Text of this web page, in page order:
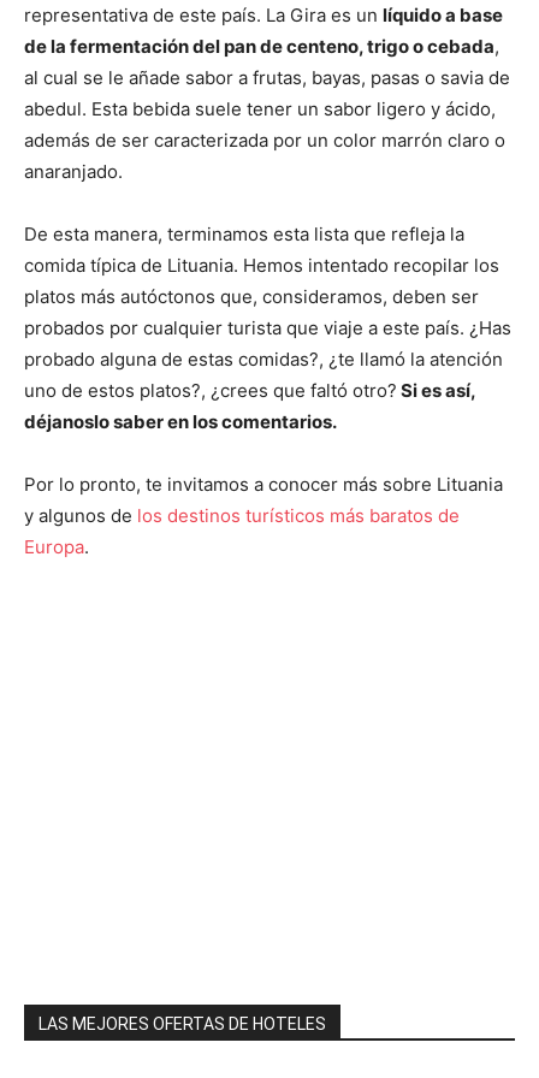
representativa de este país. La Gira es un líquido a base
de la fermentación del pan de centeno, trigo o cebada,
al cual se le añade sabor a frutas, bayas, pasas o savia de
abedul. Esta bebida suele tener un sabor ligero y ácido,
además de ser caracterizada por un color marrón claro o
anaranjado.
De esta manera, terminamos esta lista que refleja la
comida típica de Lituania. Hemos intentado recopilar los
platos más autóctonos que, consideramos, deben ser
probados por cualquier turista que viaje a este país. ¿Has
probado alguna de estas comidas?, ¿te llamó la atención
uno de estos platos?, ¿crees que faltó otro? Si es así,
déjanoslo saber en los comentarios.
Por lo pronto, te invitamos a conocer más sobre Lituania
y algunos de los destinos turísticos más baratos de
Europa.
LAS MEJORES OFERTAS DE HOTELES